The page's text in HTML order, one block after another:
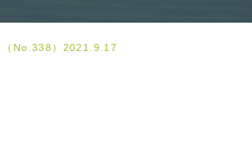
（No.338）2021.9.17